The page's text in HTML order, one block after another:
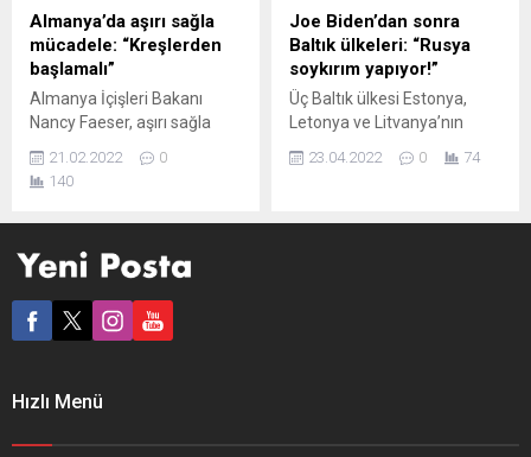
der Wal’ın evinin önüne
gübre dökülmesi de dahil
olmak üzere çeşitli...
koydu. Başbakanlık Ofisi 10
Numara’dan yapılan
açıklamada, görüşmede
Zelenskiy’nin sahadaki son
gelişmeler hakkında bilgi
verdiği belirtildi. Açıklamada,
Johnson’ın, Ukrayna silahlı...
Almanya’da aşırı sağla
mücadele: “Kreşlerden
başlamalı”
Almanya İçişleri Bakanı
Nancy Faeser, aşırı sağla
başlatılması gerektiğini
söyledi. Alman Bakan
Sonntagszeitung
röportajda, 2 yıl önce
Hanau’da gerçekleşen ırkçı
değerlendirmelerde
21.02.2022
0
140
Joe Biden’dan sonra
Baltık ülkeleri: “Rusya
soykırım yapıyor!”
Üç Baltık ülkesi Estonya,
Letonya ve Litvanya’nın
Ukrayna’da yaptıklarını
23.04.2022 0 74
Hızlı Menü